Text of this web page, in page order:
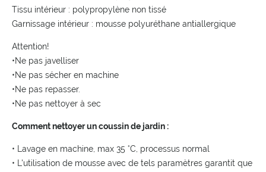
Tissu intérieur : polypropylène non tissé
Garnissage intérieur : mousse polyuréthane antiallergique
Attention!
•Ne pas javelliser
•Ne pas sécher en machine
•Ne pas repasser.
•Ne pas nettoyer à sec
Comment nettoyer un coussin de jardin :
• Lavage en machine, max 35 °C, processus normal
• L'utilisation de mousse avec de tels paramètres garantit que